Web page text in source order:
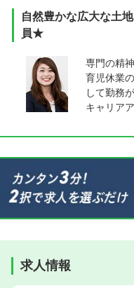
自然豊かな広大な土
員★
専門の精
育児休業
して勤務
キャリア
求人情報